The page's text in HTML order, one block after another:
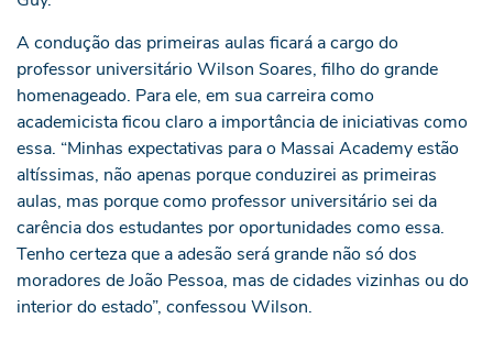
A condução das primeiras aulas ficará a cargo do
professor universitário Wilson Soares, filho do grande
homenageado. Para ele, em sua carreira como
academicista ficou claro a importância de iniciativas como
essa. “Minhas expectativas para o Massai Academy estão
altíssimas, não apenas porque conduzirei as primeiras
aulas, mas porque como professor universitário sei da
carência dos estudantes por oportunidades como essa.
Tenho certeza que a adesão será grande não só dos
moradores de João Pessoa, mas de cidades vizinhas ou do
interior do estado”, confessou Wilson.